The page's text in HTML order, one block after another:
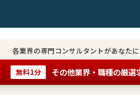
各業界の専門コンサルタントがあなた
無料1分 その他業界・職種の厳選